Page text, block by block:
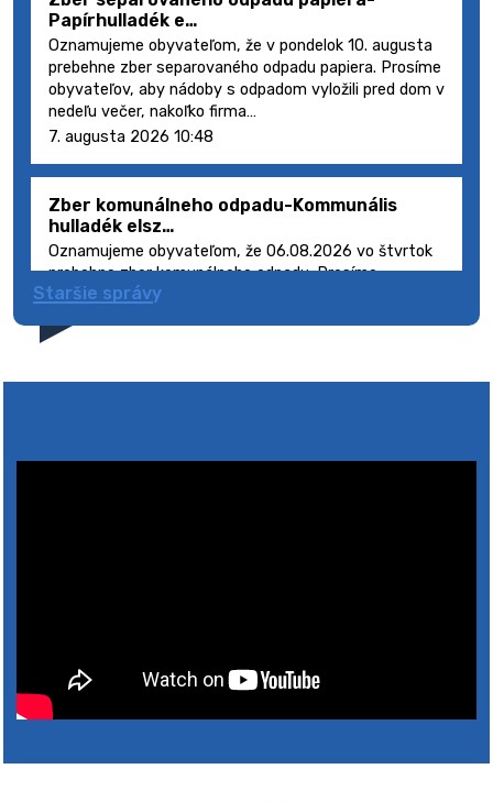
Papírhulladék e…
Oznamujeme obyvateľom, že v pondelok 10. augusta
prebehne zber separovaného odpadu papiera. Prosíme
obyvateľov, aby nádoby s odpadom vyložili pred dom v
nedeľu večer, nakoľko firma…
7. augusta 2026 10:48
Zber komunálneho odpadu-Kommunális
hulladék elsz…
Oznamujeme obyvateľom, že 06.08.2026 vo štvrtok
prebehne zber komunálneho odpadu. Prosíme
obyvateľov, aby smetné nádoby s odpadom vyložili
5. augusta 2026 08:41
Staršie správy